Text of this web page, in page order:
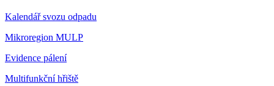
Kalendář svozu odpadu
Mikroregion MULP
Evidence pálení
Multifunkční hřiště